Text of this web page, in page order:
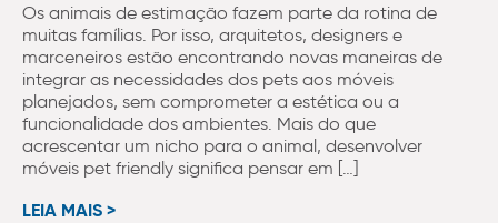
Os animais de estimação fazem parte da rotina de
muitas famílias. Por isso, arquitetos, designers e
marceneiros estão encontrando novas maneiras de
integrar as necessidades dos pets aos móveis
planejados, sem comprometer a estética ou a
funcionalidade dos ambientes. Mais do que
acrescentar um nicho para o animal, desenvolver
móveis pet friendly significa pensar em […]
LEIA MAIS >